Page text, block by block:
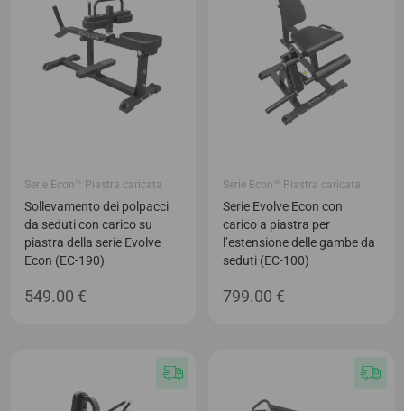
Serie Econ™ Piastra caricata
Sollevamento dei polpacci
da seduti con carico su
piastra della serie Evolve
Econ (EC-190)
549.00 €
Serie Econ™ Piastra caricata
Serie Evolve Econ con
carico a piastra per
l’estensione delle gambe da
seduti (EC-100)
799.00 €